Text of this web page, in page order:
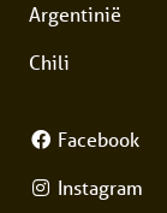
Argentinië
Chili
Facebook
Instagram